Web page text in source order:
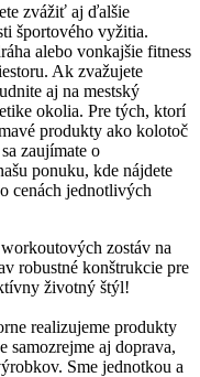
zvážiť aj ďalšie
športového vyžitia.
alebo vonkajšie fitness
Ak zvažujete
aj na mestský
okolia. Pre tých, ktorí
produkty ako kolotoč
zaujímate o
ponuku, kde nájdete
cenách jednotlivých
zostáv na
robustné konštrukcie pre
životný štýl!
realizujeme produkty
samozrejme aj doprava,
Sme jednotkou a